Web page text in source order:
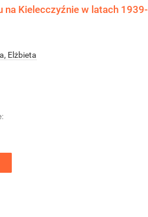
na Kielecczyźnie w latach
Elżbieta